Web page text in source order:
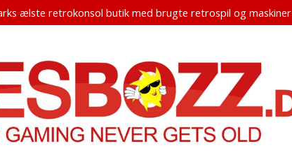
ælste retrokonsol butik med brugte retrospil og maskiner